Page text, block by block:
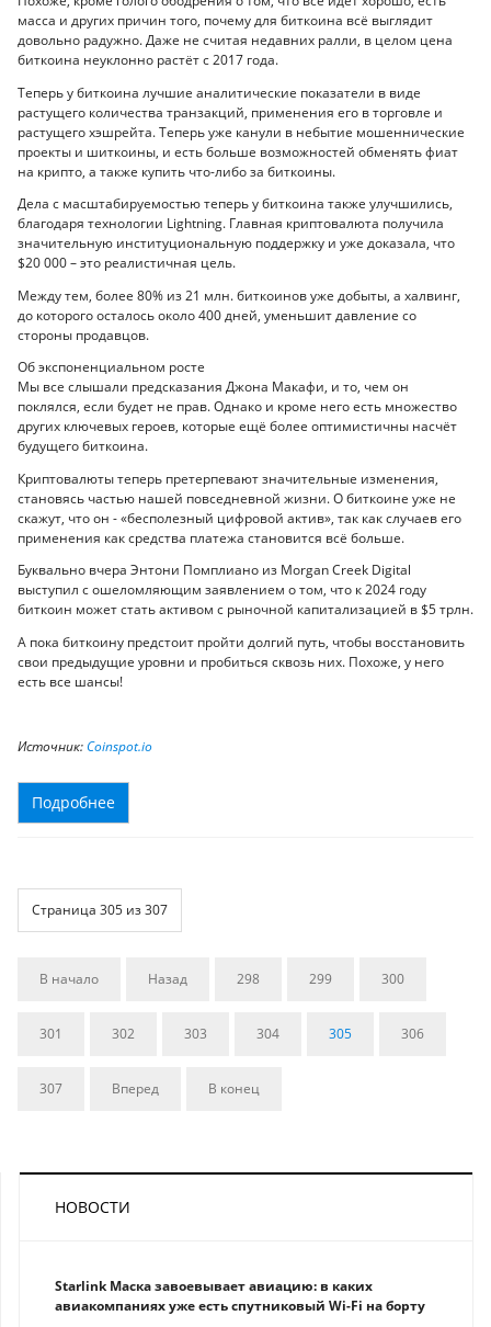
масса и других причин того, почему для биткоина всё выглядит
довольно радужно. Даже не считая недавних ралли, в целом цена
биткоина неуклонно растёт с 2017 года.
Теперь у биткоина лучшие аналитические показатели в виде
растущего количества транзакций, применения его в торговле и
растущего хэшрейта. Теперь уже канули в небытие мошеннические
проекты и шиткоины, и есть больше возможностей обменять фиат
на крипто, а также купить что-либо за биткоины.
Дела с масштабируемостью теперь у биткоина также улучшились,
благодаря технологии Lightning. Главная криптовалюта получила
значительную институциональную поддержку и уже доказала, что
$20 000 – это реалистичная цель.
Между тем, более 80% из 21 млн. биткоинов уже добыты, а халвинг,
до которого осталось около 400 дней, уменьшит давление со
стороны продавцов.
Об экспоненциальном росте
Мы все слышали предсказания Джона Макафи, и то, чем он
поклялся, если будет не прав. Однако и кроме него есть множество
других ключевых героев, которые ещё более оптимистичны насчёт
будущего биткоина.
Криптовалюты теперь претерпевают значительные изменения,
становясь частью нашей повседневной жизни. О биткоине уже не
скажут, что он - «бесполезный цифровой актив», так как случаев его
применения как средства платежа становится всё больше.
Буквально вчера Энтони Помплиано из Morgan Creek Digital
выступил с ошеломляющим заявлением о том, что к 2024 году
биткоин может стать активом с рыночной капитализацией в $5 трлн.
А пока биткоину предстоит пройти долгий путь, чтобы восстановить
свои предыдущие уровни и пробиться сквозь них. Похоже, у него
есть все шансы!
Источник:Coinspot.io
Подробнее
Страница 305 из 307
В начало Назад 298 299 300
301 302 303 304 305 306
307 Вперед В конец
НОВОСТИ
Starlink Маска завоевывает авиацию: в каких
авиакомпаниях уже есть спутниковый Wi-Fi на борту